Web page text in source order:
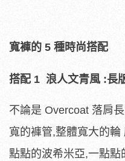
寬褲的 5 種時尚搭配
搭配 1 浪人文青風 :長
不論是 Overcoat 落肩
寬的褲管,整體寬大的
點點的波希米亞,一點